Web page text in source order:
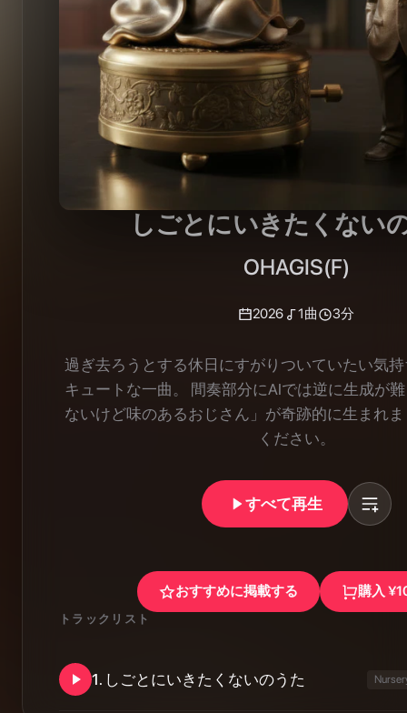
しごとにいきたくない
OHAGIS(F)
2026 1曲 3分
過ぎ去ろうとする休日にすがりついていたい気
キュートな一曲。 間奏部分にAIでは逆に生成が
ないけど味のあるおじさん」が奇跡的に生まれ
ください。
すべて再生
おすすめに掲載する 購入
トラックリスト
1. しごとにいきたくないのうた